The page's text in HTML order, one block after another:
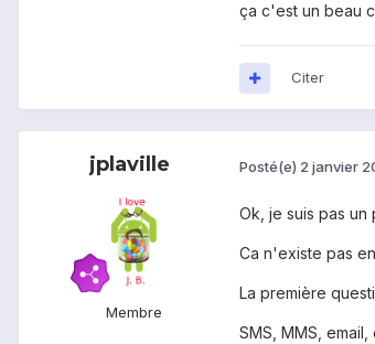
ça c'est un beau
Citer
jplaville
Membre
Posté(e) 2 janvier
Ok, je suis pas
Ca n'existe pas
La première
SMS, MMS, email,